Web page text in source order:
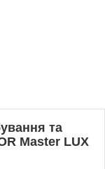
та
Master LUX